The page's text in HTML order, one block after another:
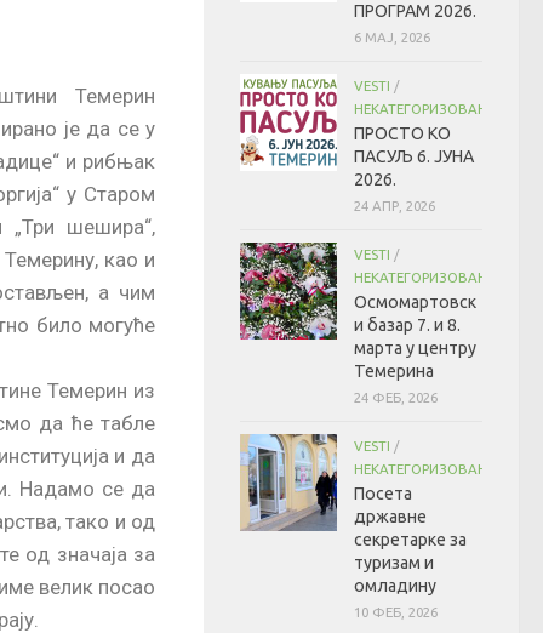
Темерин
је да се у
и рибњак
у Старом
„Три шешира“,
као и
а чим
било могуће
Темерин из
да ће табле
и да
Надамо се да
тако и од
од значаја за
велик посао
ПРОГРАМ 2026.
6 МАЈ, 2026
VESTI /
НЕКАТЕГОРИЗОВАНО
ПРОСТО КО
ПАСУЉ 6. ЈУНА
2026.
24 АПР, 2026
VESTI /
НЕКАТЕГОРИЗОВАНО
Осмомартовск
и базар 7. и 8.
марта у центру
Темерина
24 ФЕБ, 2026
VESTI /
НЕКАТЕГОРИЗОВАНО
Посета
државне
секретарке за
туризам и
омладину
10 ФЕБ, 2026